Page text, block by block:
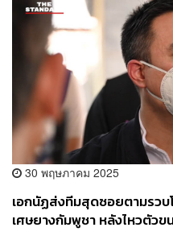
30 พฤษภาคม 2025
เอกนัฏส่งทีมสุดซอยตามรวบ
เศษยางกัมพูชา หลังไหวตัว